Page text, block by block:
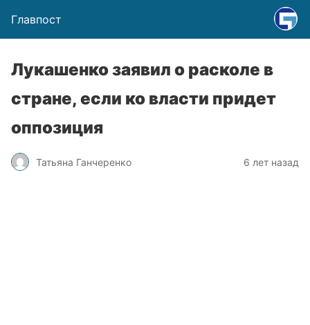
Главпост
Лукашенко заявил о расколе в
стране, если ко власти придет
оппозиция
Татьяна Ганчеренко 6 лет назад